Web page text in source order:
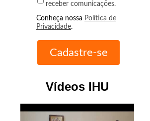
receber comunicações.
Conheça nossa Política de
Privacidade.
Vídeos IHU